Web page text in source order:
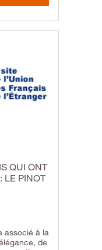
QUI ONT
LE PINOT
associé à la
de